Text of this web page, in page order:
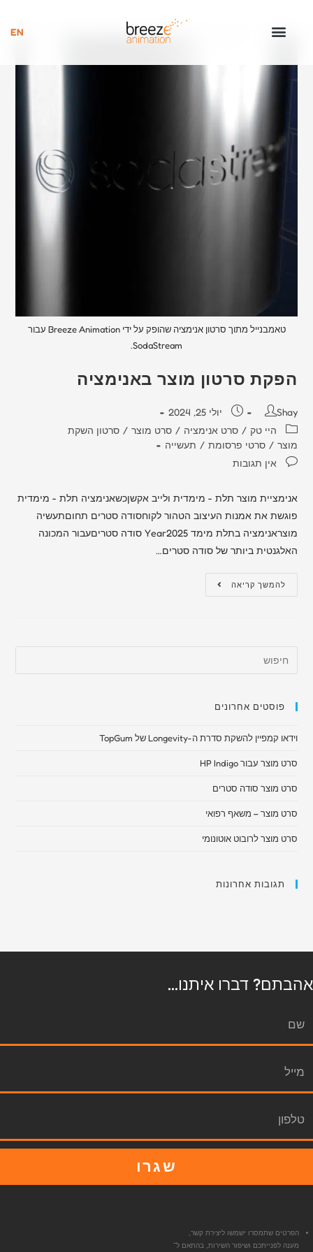
טאמבנייל מתוך סרטון אנימציה שהופק על ידי Breeze Animation עבור
SodaStream.
הפקת סרטון מוצר באנימציה
Shay
יולי 25, 2024
היי טק / סרט אנימציה / סרט מוצר / סרטון השקת
מוצר / סרטי פרסומת / תעשייה
אין תגובות
אנימציית מוצר תלת - מימדית ולייב אקשןכשאנימציה תלת - מימדית
פוגשת את אמנות העיצוב הטהור לקוחסודה סטרים תחוםתעשיה
מוצראנימציה בתלת מימד Year2025 סודה סטריםעבור המכונה
האלגנטית ביותר של סודה סטרים…
להמשך קריאה
פוסטים אחרונים
וידאו קמפיין להשקת סדרת ה-Longevity של TopGum
סרט מוצר עבור HP Indigo
סרט מוצר סודה סטרים
סרט מוצר – משאף רפואי​
סרט מוצר לרובוט אוטונומי
תגובות אחרונות
אהבתם? דברו איתנו...
שגרו
הפרטים שתמסרו ישמשו ליצירת קשר,
מענה לפנייתכם ושיפור השירות, בהתאם ל־